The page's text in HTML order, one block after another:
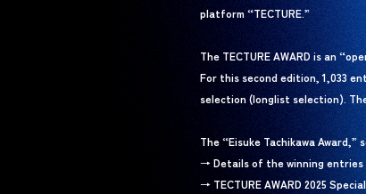
platform “TECTURE.”
The TECTURE AWARD is an
For this second edition, 1,033
selection (longlist selection). The
The “Eisuke Tachikawa Award,”
→ Details of the winning entries
→ TECTURE AWARD 2025